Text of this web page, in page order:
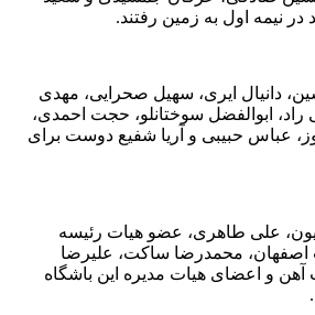
نیمه اول به زمین رفتند.
دانیال ایری، سهیل صحرایی، مهدی
ابوالفضل سوختانلو، حجت احمدی،
عباس حبیبی و آریا شفیع دوست برای
علی طاهری، عضو هیات رئیسه
اصفهان، محمدرضا ساکت‌، علیرضا
و اعضای هیات مدیره این باشگاه